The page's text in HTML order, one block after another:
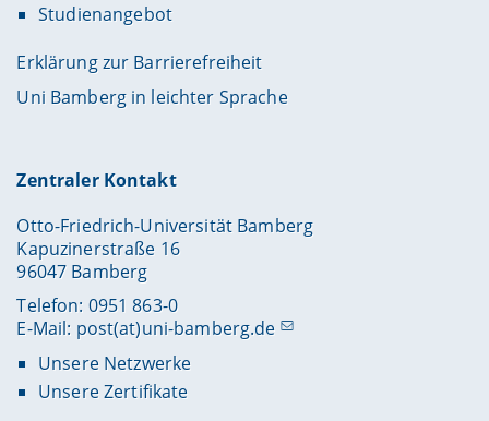
Studienangebot
Erklärung zur Barrierefreiheit
Uni Bamberg in leichter Sprache
Zentraler Kontakt
Otto-Friedrich-Universität Bamberg
Kapuzinerstraße 16
96047 Bamberg
Telefon: 0951 863-0
E-Mail: post(at)uni-bamberg.de
Unsere Netzwerke
Unsere Zertifikate